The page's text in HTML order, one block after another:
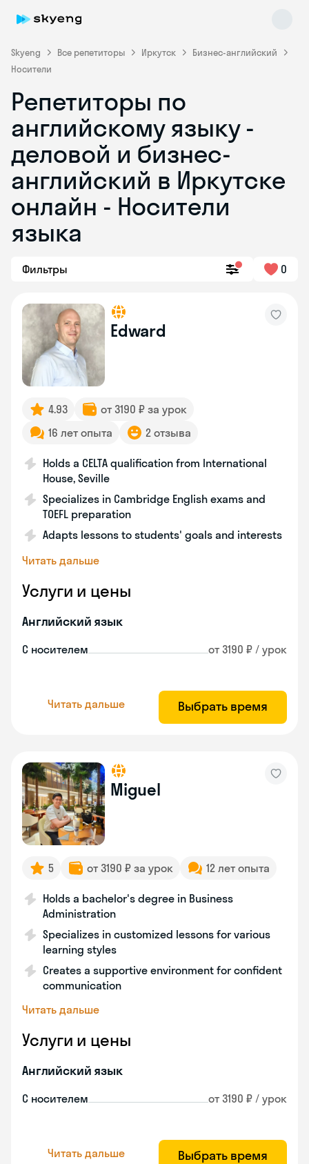
Skyeng Все репетиторы Иркутск
Бизнес-английский
Носители
Репетиторы по
английскому языку -
деловой и бизнес-
английский в Иркутске
онлайн - Носители
языка
Фильтры 0
Edward
4.93
от 3190 ₽ за урок
16 лет опыта
2 отзыва
Holds a CELTA qualification from International
House, Seville
Specializes in Cambridge English exams and
TOEFL preparation
Adapts lessons to students' goals and interests
Читать дальше
Услуги и цены
Английский язык
С носителем от 3190 ₽ / урок
Читать дальше Выбрать время
Miguel
5 от 3190 ₽ за урок 12 лет опыта
Holds a bachelor's degree in Business
Administration
Specializes in customized lessons for various
learning styles
Creates a supportive environment for confident
communication
Читать дальше
Услуги и цены
Английский язык
С носителем от 3190 ₽ / урок
Читать дальше Выбрать время
Skyeng Chat